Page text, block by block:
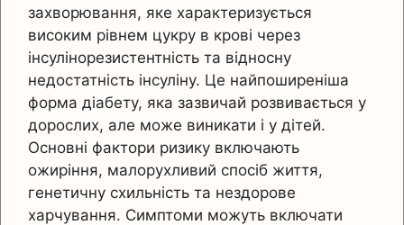
захворювання, яке характеризується
високим рівнем цукру в крові через
інсулінорезистентність та відносну
недостатність інсуліну. Це найпоширеніша
форма діабету, яка зазвичай розвивається у
дорослих, але може виникати і у дітей.
Основні фактори ризику включають
ожиріння, малорухливий спосіб життя,
генетичну схильність та нездорове
харчування. Симптоми можуть включати